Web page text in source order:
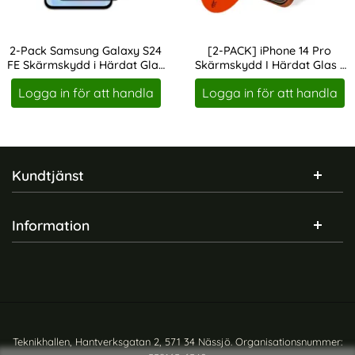
2-Pack Samsung Galaxy S24
FE Skärmskydd i Härdat Glas
Heltäckande
Art. nr 235293
Logga in för att handla
[2-PACK] iPhone 14 Pro
Skärmskydd I Härdat Glas -
Med Monteringsram
Art. nr 246471
Logga in för att handla
Sidfot Blandad info och länkar
Kundtjänst
Information
Teknikhallen, Hantverksgatan 2, 571 34 Nässjö. Organisationsnummer: